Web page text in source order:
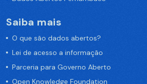
Saiba mais
O que são dados abertos?
Lei de acesso a informação
Parceria para Governo Aberto
Open Knowledge Foundation